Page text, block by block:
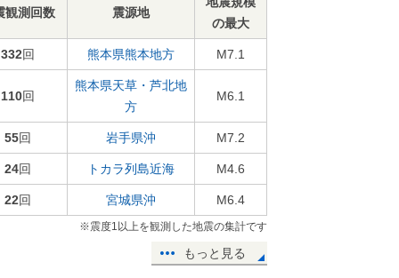
観測回数 震源地
の最大
332回 熊本県熊本地方 M7.1
110回
熊本県天草・芦北地
方
M6.1
55回 岩手県沖 M7.2
24回 トカラ列島近海 M4.6
22回 宮城県沖 M6.4
※震度1以上を観測した地震の集計です
もっと見る